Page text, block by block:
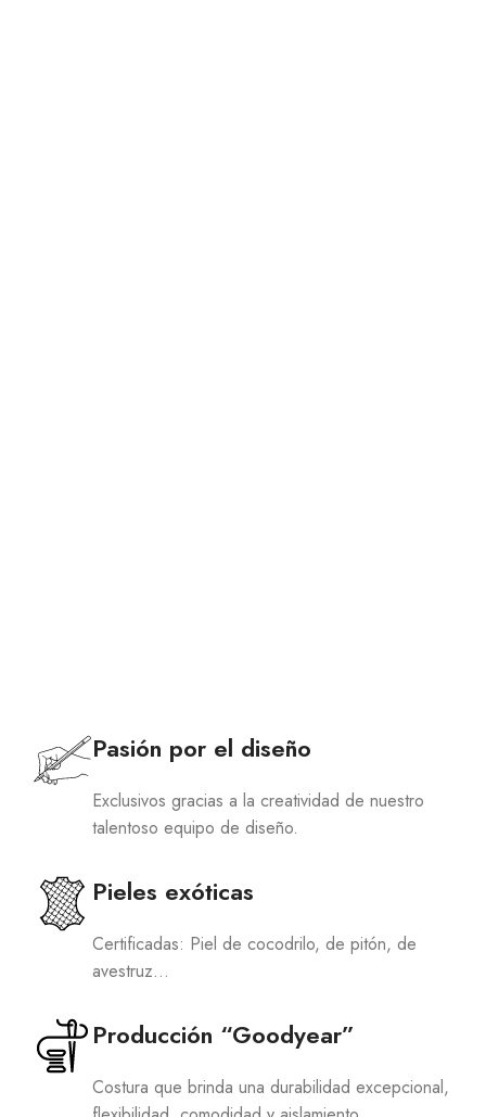
Pasión por el diseño
Exclusivos gracias a la creatividad de nuestro
talentoso equipo de diseño.
Pieles exóticas
Certificadas: Piel de cocodrilo, de pitón, de
avestruz…
Producción “Goodyear”
Costura que brinda una durabilidad excepcional,